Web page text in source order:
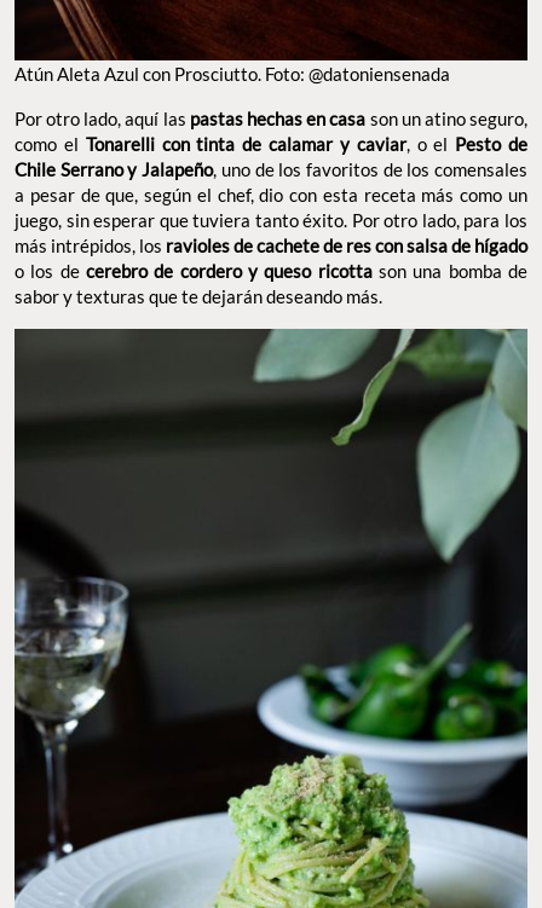
Atún Aleta Azul con Prosciutto. Foto: @datoniensenada
Por otro lado, aquí las pastas hechas en casa son un atino seguro,
como el Tonarelli con tinta de calamar y caviar, o el Pesto de
Chile Serrano y Jalapeño, uno de los favoritos de los comensales
a pesar de que, según el chef, dio con esta receta más como un
juego, sin esperar que tuviera tanto éxito. Por otro lado, para los
más intrépidos, los ravioles de cachete de res con salsa de hígado
o los de cerebro de cordero y queso ricotta son una bomba de
sabor y texturas que te dejarán deseando más.